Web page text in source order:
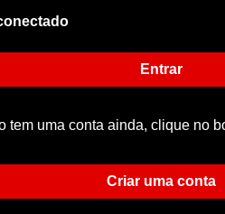
Entrar
tem uma conta ainda, clique no
Criar uma conta